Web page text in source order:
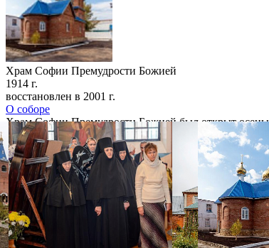
Храм Софии Премудрости Божией
1914 г.
восстановлен в 2001 г.
О соборе
Храм Софии Премудрости Божией был открыт
основании там обители. 19 августа 2001 г., на
фотогалерея